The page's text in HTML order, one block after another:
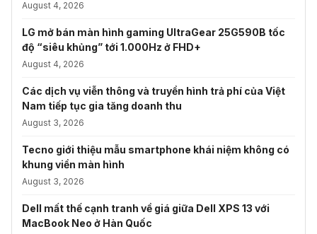
August 4, 2026
LG mở bán màn hình gaming UltraGear 25G590B tốc
độ “siêu khủng” tới 1.000Hz ở FHD+
August 4, 2026
Các dịch vụ viễn thông và truyền hình trả phí của Việt
Nam tiếp tục gia tăng doanh thu
August 3, 2026
Tecno giới thiệu mẫu smartphone khái niệm không có
khung viền màn hình
August 3, 2026
Dell mất thế cạnh tranh về giá giữa Dell XPS 13 với
MacBook Neo ở Hàn Quốc